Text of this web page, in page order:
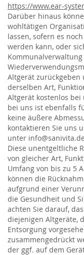
https://www.ear-
Darüber hinaus
wohltätigen
lassen, sofern es
werden kann, oder
Altgerät
derselben Art,
Altgerät kostenlos bei
bei uns ist ebenfalls
keine äußere
kontaktieren Sie uns
unter
Diese unentgeltliche
von gleicher Art,
Umfang von bis zu 5
können die
aufgrund einer
die Gesundheit und
achten Sie darauf,
diejenigen Altgeräte,
Entsorgung
zusammengedrückt
der ggf. auf dem